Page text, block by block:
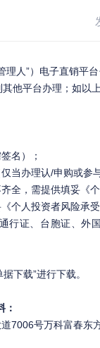
理人”）电子直销平
他平台办理；如以
名）；
当办理认/申购或
全，需提供填妥《
个人投资者风险承
行证、台胞证、
下载”进行下载。
：
7006号万科富春东